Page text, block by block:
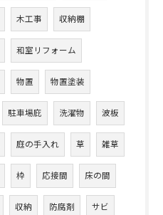
木工事 収納棚
和室リフォーム
物置 物置塗装
駐車場庇 洗濯物 波板
庭の手入れ 草 雑草
枠 応接間 床の間
収納 防腐剤 サビ